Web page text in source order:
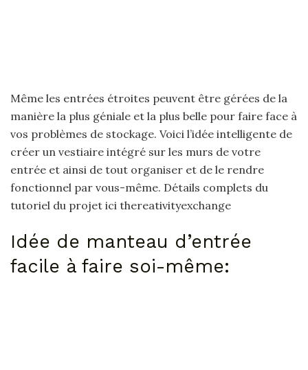
Même les entrées étroites peuvent être gérées de la
manière la plus géniale et la plus belle pour faire face à
vos problèmes de stockage. Voici l’idée intelligente de
créer un vestiaire intégré sur les murs de votre
entrée et ainsi de tout organiser et de le rendre
fonctionnel par vous-même. Détails complets du
tutoriel du projet ici thereativityexchange
Idée de manteau d’entrée
facile à faire soi-même: